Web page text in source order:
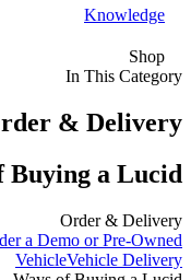
Knowledge
Shop
In This Category
& Delivery
Buying a Lucid
Order & Delivery
a Demo or Pre-Owned
VehicleVehicle Delivery